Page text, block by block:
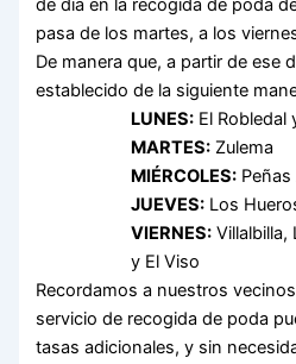
de día en la recogida de poda
pasa de los martes, a los
De manera que, a partir de ese
establecido de la siguiente
LUNES: El Robledal
MARTES: Zulema
MIÉRCOLES:
JUEVES: Los
VIERNES: Villalbilla,
y El Viso
Recordamos a nuestros
servicio de recogida de poda
tasas adicionales, y sin